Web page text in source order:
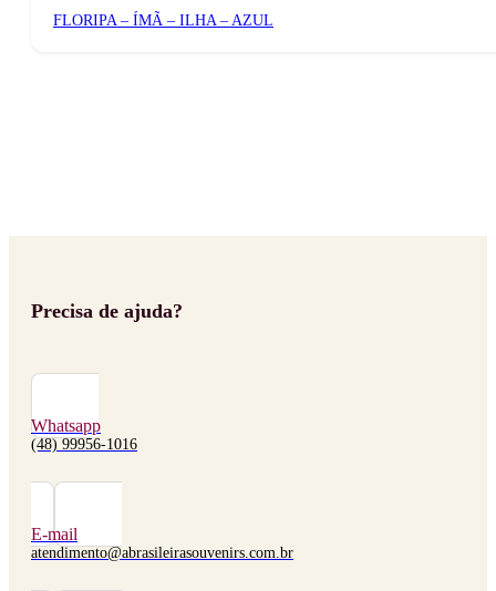
FLORIPA – ÍMÃ – ILHA – AZUL
Precisa de ajuda?
Whatsapp
(48) 99956-1016
E-mail
atendimento@abrasileirasouvenirs.com.br